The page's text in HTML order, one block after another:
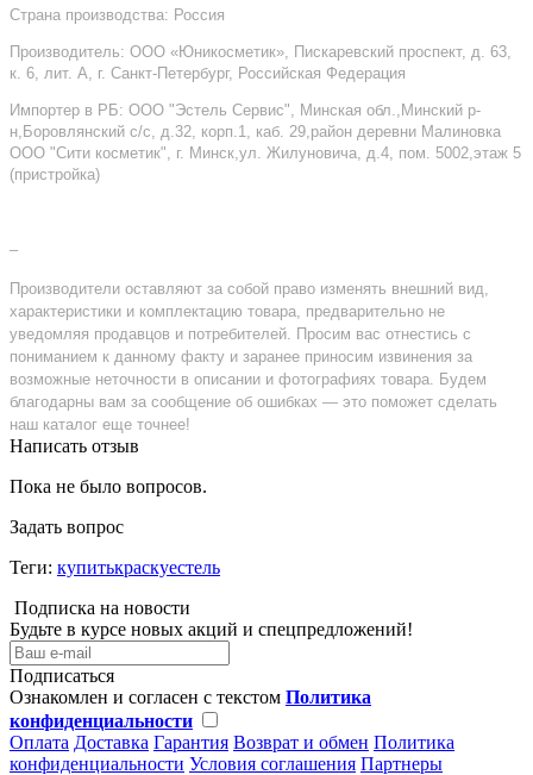
Страна производства: Россия
Производитель: ООО «Юникосметик», Пискаревский проспект, д. 63,
к. 6, лит. А, г. Санкт-Петербург, Российская Федерация
Импортер в РБ: ООО "Эстель Сервис", Минская обл.,Минский р-
н,Боровлянский с/с, д.32, корп.1, каб. 29,район деревни Малиновка
ООО "Сити косметик", г. Минск,ул. Жилуновича, д.4, пом. 5002,этаж 5
(пристройка)
–
Производители оставляют за собой право изменять внешний вид,
характеристики и комплектацию товара, предварительно не
уведомляя продавцов и потребителей. Просим вас отнестись с
пониманием к данному факту и заранее приносим извинения за
возможные неточности в описании и фотографиях товара. Будем
благодарны вам за сообщение об ошибках — это поможет сделать
наш каталог еще точнее!
Написать отзыв
Пока не было вопросов.
Задать вопрос
Теги: купитькраскуестель
Подписка на новости
Будьте в курсе новых акций и спецпредложений!
Подписаться
Ознакомлен и согласен с текстом Политика
конфиденциальности
Оплата Доставка Гарантия Возврат и обмен Политика
конфиденциальности Условия соглашения Партнеры